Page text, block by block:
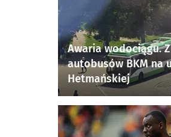
Awaria wodociągu.
autobusów BKM na
Hetmańskiej